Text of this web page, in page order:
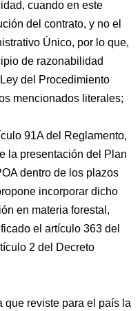
cuando en este
del contrato, y no el
Único, por lo que,
de razonabilidad
del Procedimiento
mencionados literales;
91A del Reglamento,
la presentación del Plan
dentro de los plazos
incorporar dicho
en materia forestal,
el artículo 363 del
2 del Decreto
que reviste para el país la